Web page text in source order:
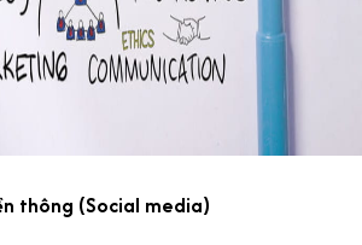
thông (Social media)